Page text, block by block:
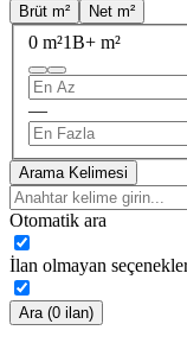
Brüt m²
Net m²
0 m²1B+ m²
—
Arama Kelimesi
Otomatik ara
İlan olmayan
Ara (0 ilan)